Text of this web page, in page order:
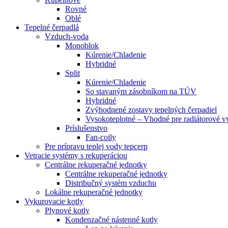
Rovné
Oblé
Tepelné čerpadlá
Vzduch-voda
Monoblok
Kúrenie/Chladenie
Hybridné
Split
Kúrenie/Chladenie
So stavaným zásobníkom na TÚV
Hybridné
Zvýhodnené zostavy tepelných čerpadiel
Vysokoteplotné – Vhodné pre radiátorové
Príslušenstvo
Fan-coily
Pre prípravu teplej vody tepcerp
Vetracie systémy s rekuperáciou
Centrálne rekuperačné jednotky
Centrálne rekuperačné jednotky
Distribučný systém vzduchu
Lokálne rekuperačné jednotky
Vykurovacie kotly
Plynové kotly
Kondenzačné nástenné kotly